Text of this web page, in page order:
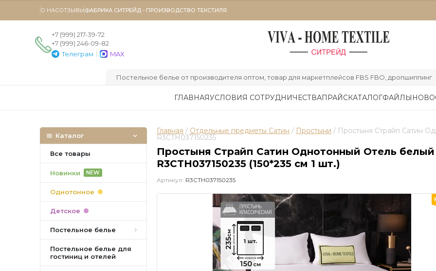
О НАСОТЗЫВЫ ФАБРИКА СИТРЕЙД - ПРОИЗВОДСТВО ТЕКСТИЛЯ
+7 (999) 217-39-72
+7 (999) 246-09-82
Телеграм | MAX
Постельное белье от производителя оптом, товар для маркетплейсов FBS FBO, дропшиппинг
ГЛАВНАЯУСЛОВИЯ СОТРУДНИЧЕСТВАПРАЙСКАТАЛОГФАЙЛЫ
Главная / Отдельные предметы Сатин / Простыни / Простыня Страйп Сатин
R3CTH037150235
Простыня Страйп Сатин Однотонный Отель белый
R3CTH037150235 (150*235 см 1 шт.)
Артикул: R3CTH037150235
Каталог
Все товары
Новинки NEW
Однотонное
Детское
Постельное белье
Постельное белье для
гостиниц и отелей